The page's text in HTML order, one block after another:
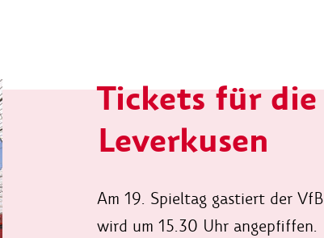
Tickets für
Leverkusen
Am 19. Spieltag gastiert der
wird um 15.30 Uhr